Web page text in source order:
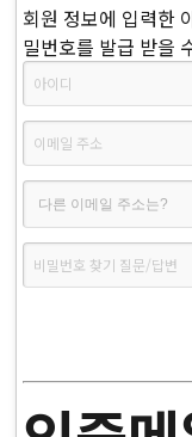
회원 정보에 입력한
밀번호를 발급 받을